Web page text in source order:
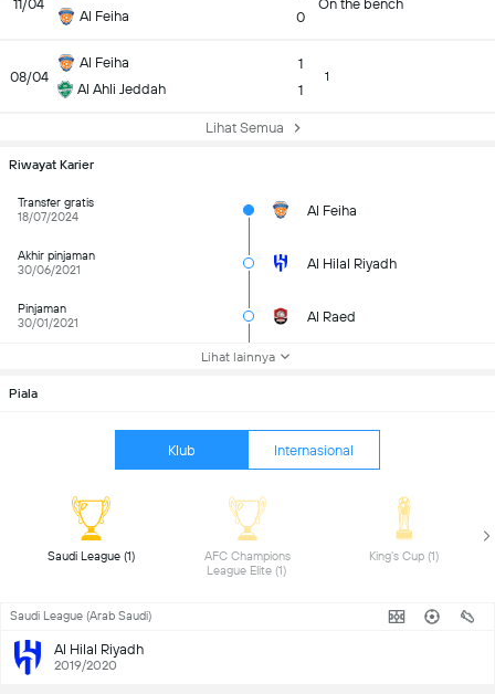
11/04
Al Feiha
0
On the bench
08/04
Al Feiha
Al Ahli Jeddah
1
1
1
Lihat Semua
Riwayat Karier
Transfer gratis
18/07/2024
Al Feiha
Akhir pinjaman
30/06/2021
Al Hilal Riyadh
Pinjaman
30/01/2021
Al Raed
Lihat lainnya
Piala
Klub Internasional
Saudi League (1)
AFC Champions
League Elite (1)
Saudi League (Arab Saudi)
Al Hilal Riyadh
2019/2020